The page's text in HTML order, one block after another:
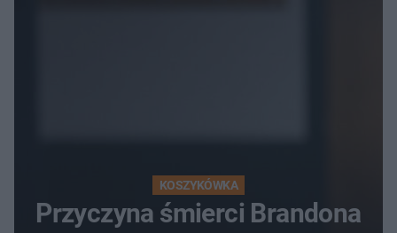
KOSZYKÓWKA
Przyczyna śmierci Brandona